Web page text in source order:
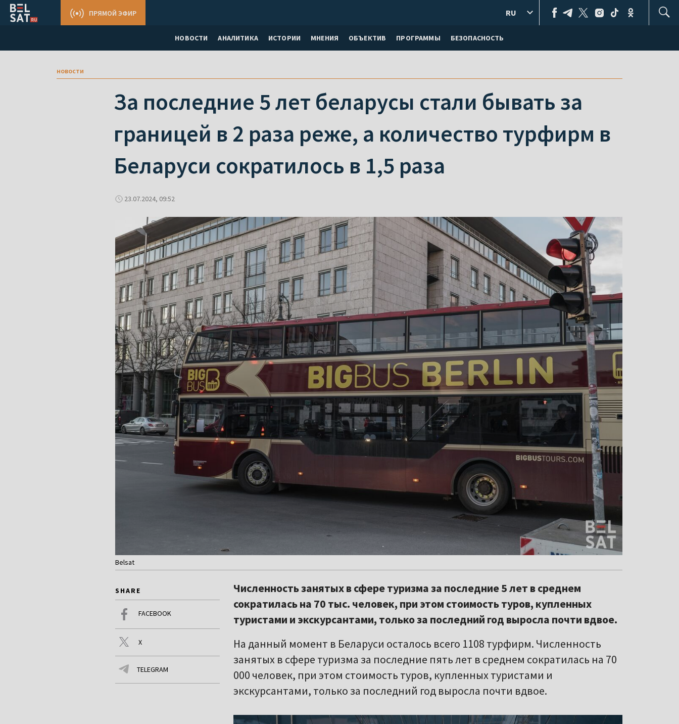
НОВОСТИ АНАЛИТИКА ИСТОРИИ МНЕНИЯ ОБЪЕКТИВ ПРОГРАММЫ БЕЗОПАСНОСТЬ
ПРЯМОЙ ЭФИР RU
новости
За последние 5 лет беларусы стали бывать за
границей в 2 раза реже, а количество турфирм в
Беларуси сократилось в 1,5 раза
23.07.2024, 09:52
Belsat
SHARE
FACEBOOK
X
TELEGRAM
Численность занятых в сфере туризма за последние 5 лет в среднем
сократилась на 70 тыс. человек, при этом стоимость туров, купленных
туристами и экскурсантами, только за последний год выросла почти вдвое.
На данный момент в Беларуси осталось всего 1108 турфирм. Численность
занятых в сфере туризма за последние пять лет в среднем сократилась на 70
000 человек, при этом стоимость туров, купленных туристами и
экскурсантами, только за последний год выросла почти вдвое.